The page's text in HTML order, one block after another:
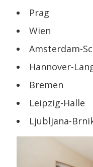
Prag
Wien
Amsterdam-
Hannover-
Bremen
Leipzig-Halle
Ljubljana-